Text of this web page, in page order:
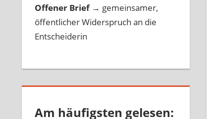
Offener Brief → gemeinsamer,
öffentlicher Widerspruch an die
Entscheiderin
Am häufigsten gelesen: